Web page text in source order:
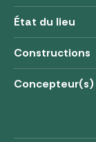
État du lieu
Constructions
Concepteur(s)